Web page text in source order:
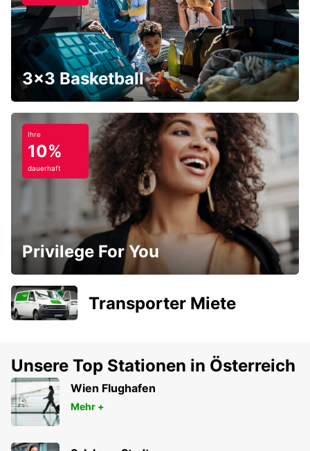
3x3 Basketball
Ihre
10%
dauerhaft
Privilege For You
Transporter Miete
Unsere Top Stationen in Österreich
Wien Flughafen
Mehr +